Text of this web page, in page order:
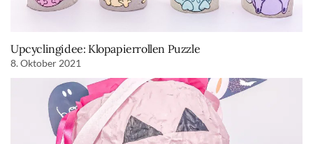
Upcyclingidee: Klopapierrollen Puzzle
8. Oktober 2021